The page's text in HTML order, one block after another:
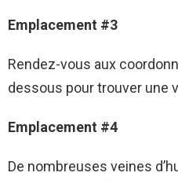
Emplacement #3
Rendez-vous aux
dessous pour trouver une
Emplacement #4
De nombreuses veines